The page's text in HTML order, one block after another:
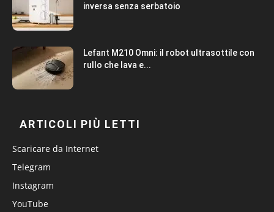
inversa senza serbatoio
Lefant M210 Omni: il robot ultrasottile con
rullo che lava e...
ARTICOLI PIÙ LETTI
Scaricare da Internet
Telegram
Instagram
YouTube